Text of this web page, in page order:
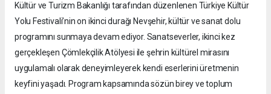
Kültür ve Turizm Bakanlığı tarafından düzenlenen Türkiye Kültür
Yolu Festivali’nin on ikinci durağı Nevşehir, kültür ve sanat dolu
programını sunmaya devam ediyor. Sanatseverler, ikinci kez
gerçekleşen Çömlekçilik Atölyesi ile şehrin kültürel mirasını
uygulamalı olarak deneyimleyerek kendi eserlerini üretmenin
keyfini yaşadı. Program kapsamında sözün birey ve toplum